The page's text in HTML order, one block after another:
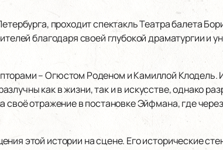
проходит спектакль Театра балета
благодаря своей глубокой драматургии и
– Огюстом Роденом и Камиллой Клодель.
как в жизни, так и в искусстве, однако
отражение в постановке Эйфмана, где
этой истории на сцене. Его исторические